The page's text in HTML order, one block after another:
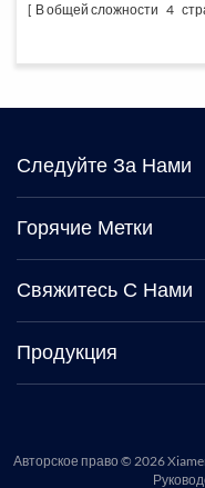
В общей сложности 4
Следуйте За Нами
Горячие Метки
Свяжитесь С Нами
Продукция
Авторское право © 2026